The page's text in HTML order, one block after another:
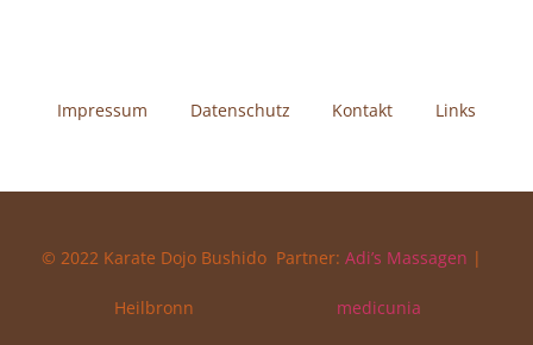
Impressum Datenschutz Kontakt Links
© 2022 Karate Dojo Bushido
Heilbronn
Partner: Adi’s Massagen |
medicunia